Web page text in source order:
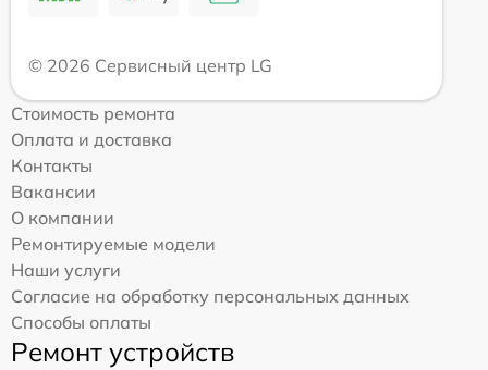
© 2026 Сервисный центр LG
Стоимость ремонта
Оплата и доставка
Контакты
Вакансии
О компании
Ремонтируемые модели
Наши услуги
Согласие на обработку персональных данных
Способы оплаты
Ремонт устройств